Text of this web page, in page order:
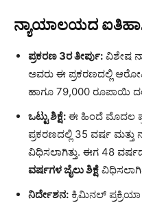
ನ್ಯಾಯಾಲಯದ
ಪ್ರಕರಣ 3ರ ತೀರ್ಪು: ವಿಶೇಷ
ಅವರು ಈ ಪ್ರಕರಣದಲ್ಲಿ
ಹಾಗೂ 79,000 ರೂಪಾಯಿ
ಒಟ್ಟು ಶಿಕ್ಷೆ: ಈ ಹಿಂದೆ ಮೊದಲ
ಪ್ರಕರಣದಲ್ಲಿ 35 ವರ್ಷ ಮತ್ತು
ವಿಧಿಸಲಾಗಿತ್ತು. ಈಗ 48
ವರ್ಷಗಳ ಜೈಲು ಶಿಕ್ಷೆ
ನಿರ್ದೇಶನ: ಕ್ರಿಮಿನಲ್